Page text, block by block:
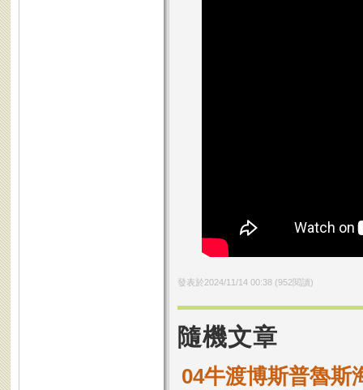
發表於2024/11/14 00:38(952 閱讀)
隨機文章
04牛渡博斯普魯斯